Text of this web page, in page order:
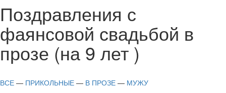
Поздравления с
фаянсовой свадьбой в
прозе (на 9 лет )
ВСЕ — ПРИКОЛЬНЫЕ — В ПРОЗЕ — МУЖУ